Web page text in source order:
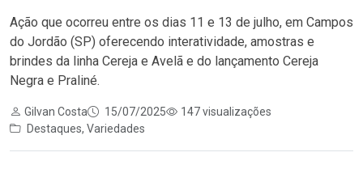
Ação que ocorreu entre os dias 11 e 13 de julho, em Campos
do Jordão (SP) oferecendo interatividade, amostras e
brindes da linha Cereja e Avelã e do lançamento Cereja
Negra e Praliné.
Gilvan Costa 15/07/2025
147 visualizações
Destaques, Variedades